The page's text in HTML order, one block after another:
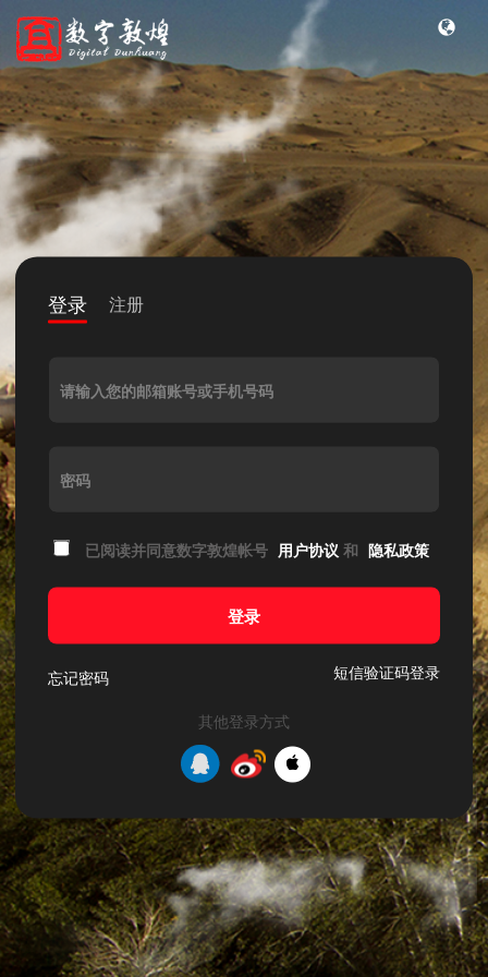
登录 注册
请输入您的邮箱账号或手机号码
密码
已阅读并同意数字敦煌帐号 用户协议 和 隐私政策
登录
忘记密码 短信验证码登录
其他登录方式